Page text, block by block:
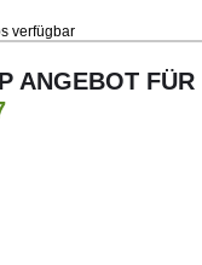
verfügbar
ANGEBOT FÜR